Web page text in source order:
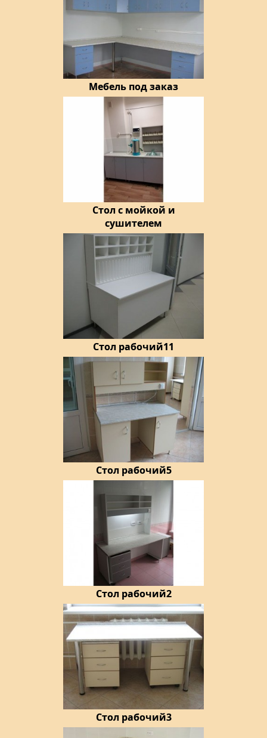
Мебель под заказ
Стол с мойкой и
сушителем
Стол рабочий11
Стол рабочий5
Стол рабочий2
Стол рабочий3